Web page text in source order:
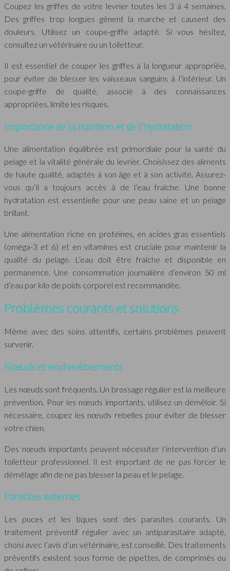
Coupez les griffes de votre levrier toutes les 3 à 4 semaines.
Des griffes trop longues gênent la marche et causent des
douleurs. Utilisez un coupe-griffe adapté. Si vous hésitez,
consultez un vétérinaire ou un toiletteur.
Il est essentiel de couper les griffes à la longueur appropriée,
pour éviter de blesser les vaisseaux sanguins à l’intérieur. Un
coupe-griffe de qualité, associé à des connaissances
appropriées, limite les risques.
Importance de la nutrition et de l’hydratation
Une alimentation équilibrée est primordiale pour la santé du
pelage et la vitalité générale du levrier. Choisissez des aliments
de haute qualité, adaptés à son âge et à son activité. Assurez-
vous qu’il a toujours accès à de l’eau fraîche. Une bonne
hydratation est essentielle pour une peau saine et un pelage
brillant.
Une alimentation riche en protéines, en acides gras essentiels
(oméga-3 et 6) et en vitamines est cruciale pour maintenir la
qualité du pelage. L’eau doit être fraîche et disponible en
permanence. Une consommation journalière d’environ 50 ml
d’eau par kilo de poids corporel est recommandée.
Problèmes courants et solutions
Même avec des soins attentifs, certains problèmes peuvent
survenir.
Nœuds et enchevêtrements
Les nœuds sont fréquents. Un brossage régulier est la meilleure
prévention. Pour les nœuds importants, utilisez un démêloir. Si
nécessaire, coupez les nœuds rebelles pour éviter de blesser
votre chien.
Des nœuds importants peuvent nécessiter l’intervention d’un
toiletteur professionnel. Il est important de ne pas forcer le
démêlage afin de ne pas blesser la peau et le pelage.
Parasites externes
Les puces et les tiques sont des parasites courants. Un
traitement préventif régulier avec un antiparasitaire adapté,
choisi avec l’avis d’un vétérinaire, est conseillé. Des traitements
préventifs existent sous forme de pipettes, de comprimés ou